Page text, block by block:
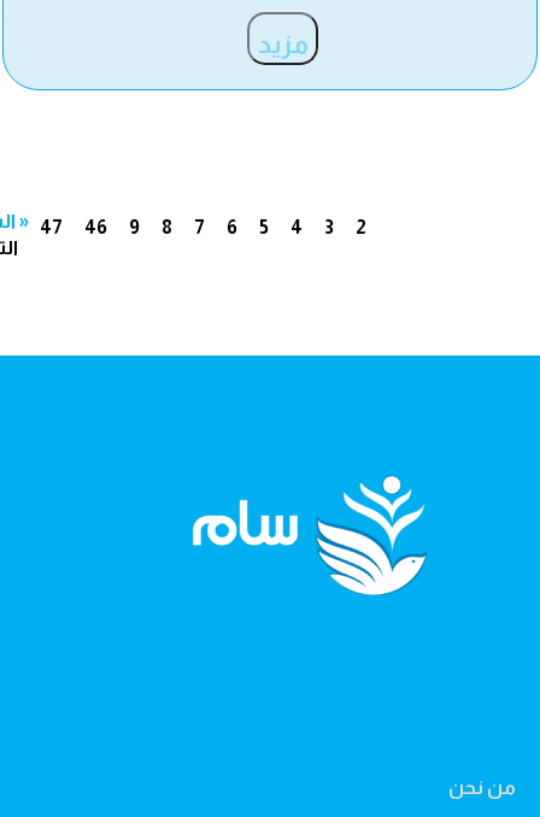
مزيد
« 2
3
4
5
6
7
8
9
46
47
من نحن